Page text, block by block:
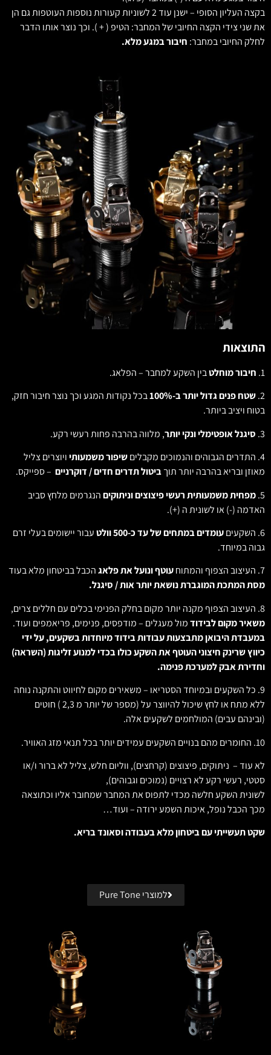
בקצה העליון הסופי – ישנן עוד 2 לשוניות קעורות נוספות העוטפות גם הן
את שני צידי הקצה החיובי של המחבר: הטיפ ( + ). וכך נוצר אותו הדבר
לחלק החיובי במחבר: חיבור במגע מלא.
התוצאות
1. חיבור מוחלטבין השקע למחבר – הפלאג.
2. שטח פנים גדול יותר ב-100%
בכל נקודות המגע וכך נוצר חיבור חזק,
בטוח ויציב ביותר.
3. סיגנל אופטימלי ונקי יותר, מלווה בהרבה פחות רעשי רקע.
4. התדרים הגבוהים והנמוכים מקבלים
שיפור משמעותיויוצרים צליל
מאוזן ובריא בהרבה יותר תוךביטול תדרים חדים / דוקרניים – ספייקס.
5. מפחית משמעותית רעשי פיצוצים וניתוקיםהנגרמים מלחץ סביב
האדמה (-) או לשונית ה (+).
6. השקעים
עומדים במתחים של עד כ-500 וולט
עבור יישומים בעלי זרם
גבוה במיוחד.
7. העיצוב הצפוף והמתוח
עוטף ונועל את פלאגהכבל בביטחון מלא בעוד
מסת המתכת המוגברת נושאת יותר אות / סיגנל.
8. העיצוב הצפוף מקנה יותר מקום בחלק הפנימי בכלים עם חללים צרים,
משאיר מקום לבידודמול מעגלים – מודפסים, פנימים, פריאמפים ועוד.
במעבדת היבואן מתבצעות עבודות בידוד מיוחדות בשקעים, על ידי
כיווץ שרינק חיצוני העוטף את השקע כולו בכדי למנוע זליגות (השראה)
וחדירת אבק למערכת פנימה.
9. כל השקעים ובמיוחד הסטריאו – משאירים מקום לחיווט והתקנה נוחה
ללא מתח או לחץ שיכול להיווצר על (מספר של יותר מ 2,3 ) חוטים
(ובינהם עבים) המולחמים לשקעים אלה.
10. החומרים מהם בנויים השקעים עמידים יותר בכל תנאי מזג האוויר.
לא עוד – ניתוקים, פיצוצים (קרחצים), ווליום חלש, צליל לא ברור ו/או
סטטי, רעשי רקע לא רצויים (נמוכים וגבוהים),
לשונית השקע חלשה מכדי לתפוס את המחבר שמחובר אליו וכתוצאה
מכך הכבל נופל, איכות השמע ירודה – ועוד…
שקט תעשייתי עם ביטחון מלא בעבודה וסאונד בריא.
למוצרי Pure Tone